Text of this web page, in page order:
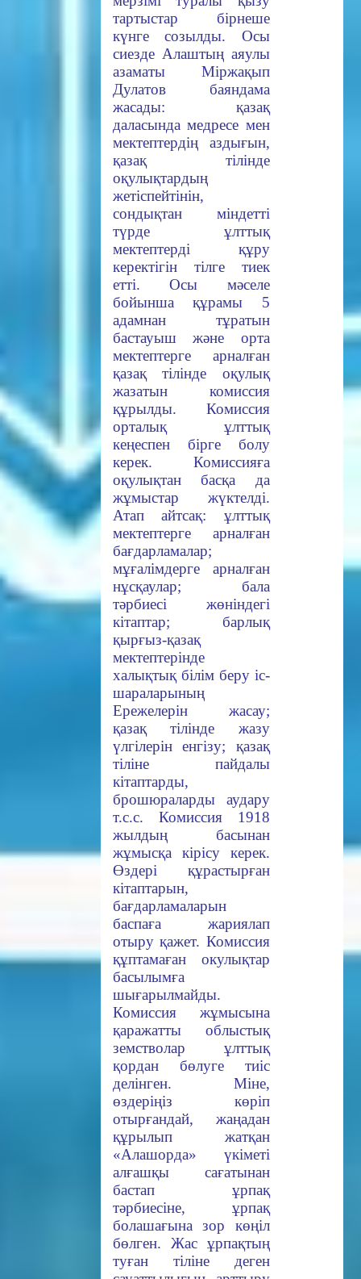
тартыстар бірнеше
күнге созылды. Осы
сиезде Алаштың аяулы
азаматы Міржақып
Дулатовбаяндама
жасады: қазақ
даласында медресе мен
мектептердің аздығын,
қазақ тілінде
оқулықтардың
жетіспейтінін,
сондықтан міндетті
түрде ұлттық
мектептерді құру
керектігін тілге тиек
етті. Осы мәселе
бойынша құрамы 5
адамнан тұратын
бастауыш және орта
мектептерге арналған
қазақ тілінде оқулық
жазатын комиссия
құрылды. Комиссия
орталық ұлттық
кеңеспен бірге болу
керек. Комиссияға
оқулықтан басқа да
жұмыстар жүктелді.
Атап айтсақ: ұлттық
мектептерге арналған
бағдарламалар;
мұғалімдерге арналған
нұсқаулар; бала
тәрбиесі жөніндегі
кітаптар; барлық
қырғыз-қазақ
мектептерінде
халықтық білім беру іс-
шараларының
Ережелерін жасау;
қазақ тілінде жазу
үлгілерін енгізу; қазақ
тіліне пайдалы
кітаптарды,
брошюраларды аудару
т.с.с. Комиссия 1918
жылдың басынан
жұмысқа кірісу керек.
Өздері құрастырған
кітаптарын,
бағдарламаларын
баспаға жариялап
отыру қажет. Комиссия
құптамаған окулықтар
басылымға
шығарылмайды.
Комиссия жұмысына
қаражатты облыстық
земстволар ұлттық
қордан бөлуге тиіс
делінген. Міне,
өздеріңіз көріп
отырғандай, жаңадан
құрылып жатқан
«Алашорда» үкіметі
алғашқы сағатынан
бастап ұрпақ
тәрбиесіне, ұрпақ
болашағына зор көңіл
бөлген. Жас ұрпақтың
туған тіліне деген